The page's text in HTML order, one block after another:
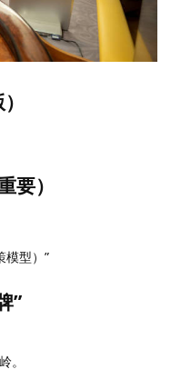
要）
模型）”
”
。